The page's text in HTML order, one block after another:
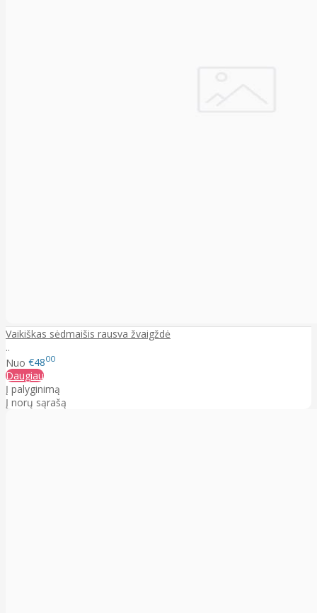
Vaikiškas sėdmaišis rausva žvaigždė
..
Nuo €4800
Daugiau
Į palyginimą
Į norų sąrašą